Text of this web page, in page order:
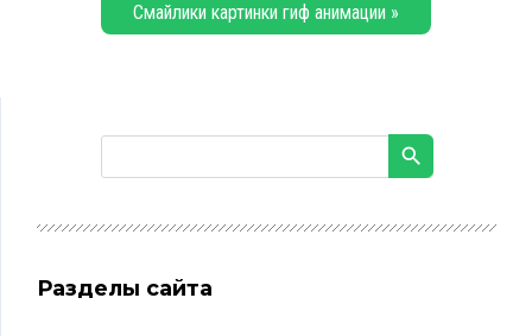
Смайлики картинки гиф анимации »
Разделы сайта